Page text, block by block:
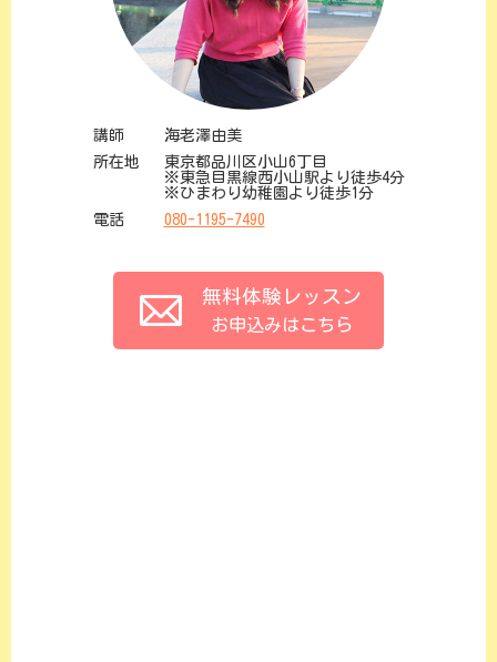
講師
海老澤由美
所在地
東京都品川区小山6丁目
※東急目黒線西小山駅より徒歩4分
※ひまわり幼稚園より徒歩1分
電話
080-1195-7490
無料体験レッスン
お申込みはこちら